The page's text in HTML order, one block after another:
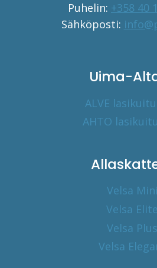
Puhelin: +358 40
Sähköposti:
Uima-
ALVE
AHTO
Velsa Mini
Velsa Elite
Velsa Plus
Velsa